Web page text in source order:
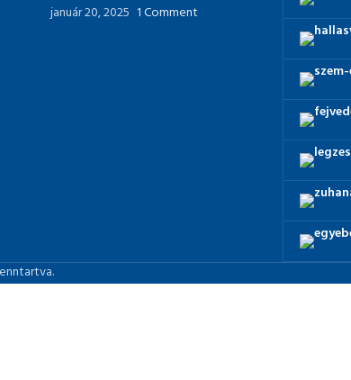
január 20, 2025 1 Comment